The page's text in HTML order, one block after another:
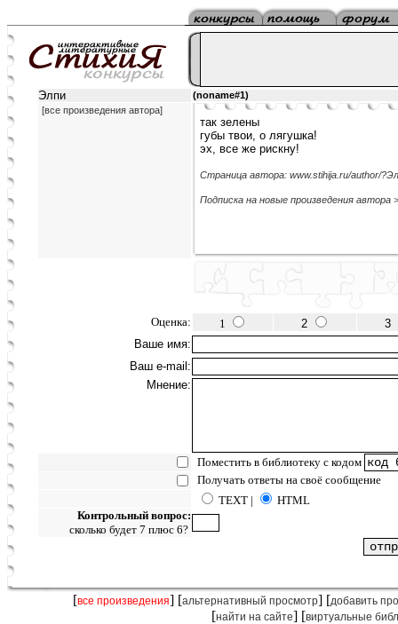
Элпи
(noname#1)
[все произведения автора]
так зелены
губы твои, о лягушка!
эх, все же рискну!
Страница автора: www.stihija.ru/author/
Подписка на новые произведения автора
Оценка: 1 2
3
Ваше имя:
Ваш e-mail:
Мнение:
Поместить в библиотеку с кодом
Получать ответы на своё сообщение
TEXT |
HTML
Контрольный вопрос:
сколько будет 7 плюс 6?
[все произведения] [альтернативный просмотр] [добавить
[найти на сайте] [виртуальные